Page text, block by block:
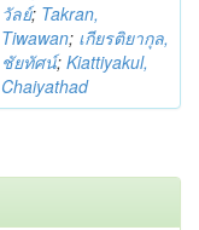
วัลย์; Takran,
Tiwawan; เกียรติยากุล,
ชัยทัศน์; Kiattiyakul,
Chaiyathad